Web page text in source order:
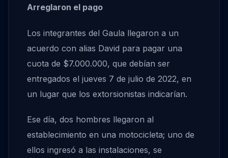
Arreglaron el pago
Los integrantes del Gaula llegaron a un
acuerdo con alias David para pagar una
cuota de $7.000.000, que debían ser
entregados el jueves 7 de julio de 2022, en
un lugar que los extorsionistas indicarían.
Ese día, dos hombres llegaron al
establecimiento en una motocicleta; uno de
ellos ingresó a las instalaciones, se